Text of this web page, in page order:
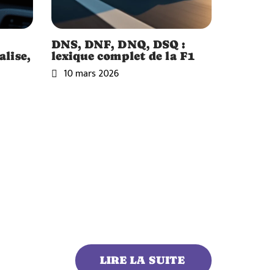
DNS, DNF, DNQ, DSQ :
lexique complet de la F1
10 mars 2026
LIRE LA SUITE